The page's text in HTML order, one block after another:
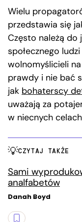
Wielu
przedstawia się
Często należą do
społecznego
wolnomyślicieli
prawdy i nie bać
jak bohaterscy
uważają za
w niecnych
CZYTAJ TAKŻE
Sami
analfabetów
Danah Boyd